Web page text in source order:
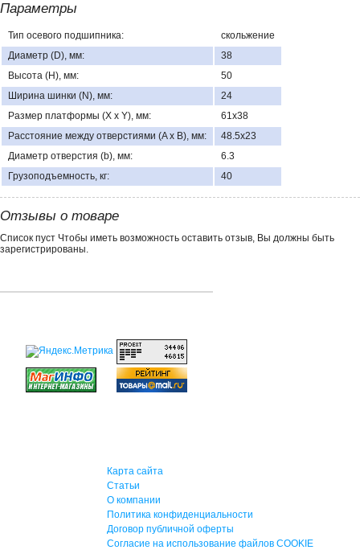
Параметры
Тип осевого подшипника:
скольжение
Диаметр (D), мм:
38
Высота (H), мм:
50
Ширина шинки (N), мм:
24
Размер платформы (X x Y), мм:
61х38
Расстояние между отверстиями (A x B), мм:
48.5х23
Диаметр отверстия (b), мм:
6.3
Грузоподъемность, кг:
40
Отзывы о товаре
Список пуст Чтобы иметь возможность оставить отзыв, Вы должны быть
зарегистрированы.
Карта сайта
Статьи
О компании
Политика конфиденциальности
Договор публичной оферты
Согласие на использование файлов COOKIE